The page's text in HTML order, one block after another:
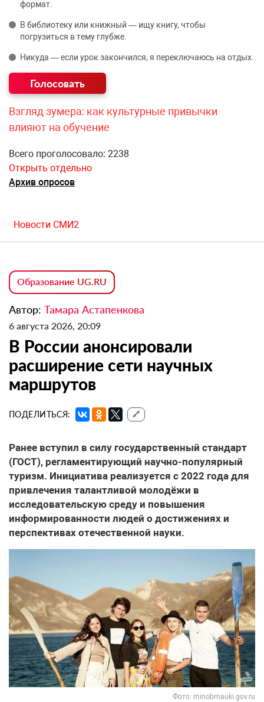
формат.
В библиотеку или книжный — ищу книгу, чтобы
погрузиться в тему глубже.
Никуда — если урок закончился, я переключаюсь на отдых.
Взгляд зумера: как культурные привычки
влияют на обучение
Всего проголосовало: 2238
Открыть отдельно
Архив опросов
Новости СМИ2
Образование UG.RU
Автор: Тамара Астапенкова
6 августа 2026, 20:09
В России анонсировали
расширение сети научных
маршрутов
ПОДЕЛИТЬСЯ: 🔗
Ранее вступил в силу государственный стандарт
(ГОСТ), регламентирующий научно-популярный
туризм. Инициатива реализуется с 2022 года для
привлечения талантливой молодёжи в
исследовательскую среду и повышения
информированности людей о достижениях и
перспективах отечественной науки.
Фото: minobrnauki.gov.ru